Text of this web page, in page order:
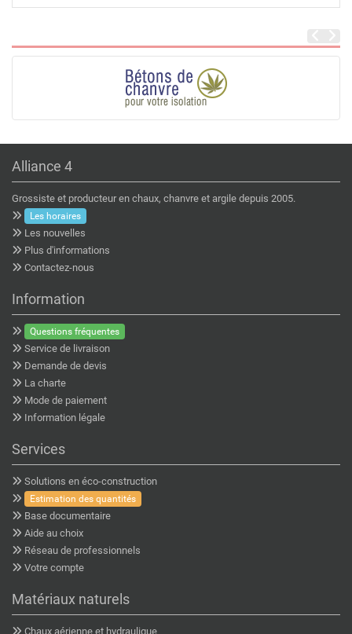
Alliance 4
Grossiste et producteur en chaux, chanvre et argile depuis 2005.
Les horaires
Les nouvelles
Plus d'informations
Contactez-nous
Information
Questions fréquentes
Service de livraison
Demande de devis
La charte
Mode de paiement
Information légale
Services
Solutions en éco-construction
Estimation des quantités
Base documentaire
Aide au choix
Réseau de professionnels
Votre compte
Matériaux naturels
Chaux aérienne et hydraulique